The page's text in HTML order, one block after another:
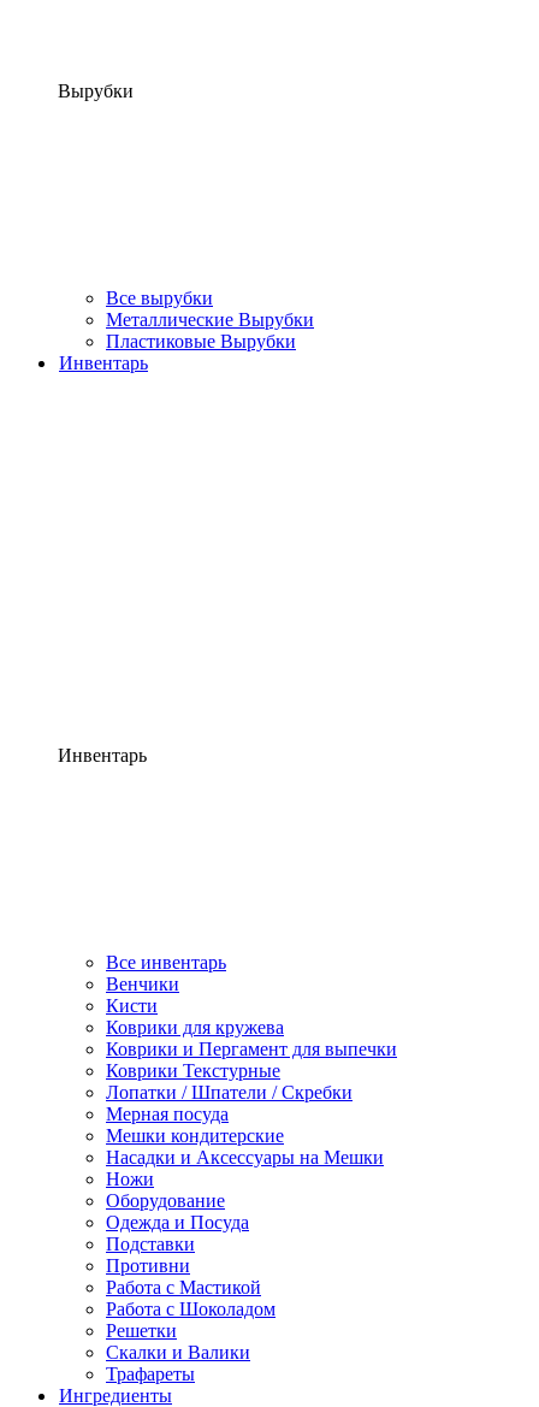
Вырубки
Все вырубки
Металлические Вырубки
Пластиковые Вырубки
Инвентарь
Инвентарь
Все инвентарь
Венчики
Кисти
Коврики для кружева
Коврики и Пергамент для выпечки
Коврики Текстурные
Лопатки / Шпатели / Скребки
Мерная посуда
Мешки кондитерские
Насадки и Аксессуары на Мешки
Ножи
Оборудование
Одежда и Посуда
Подставки
Противни
Работа с Мастикой
Работа с Шоколадом
Решетки
Скалки и Валики
Трафареты
Ингредиенты